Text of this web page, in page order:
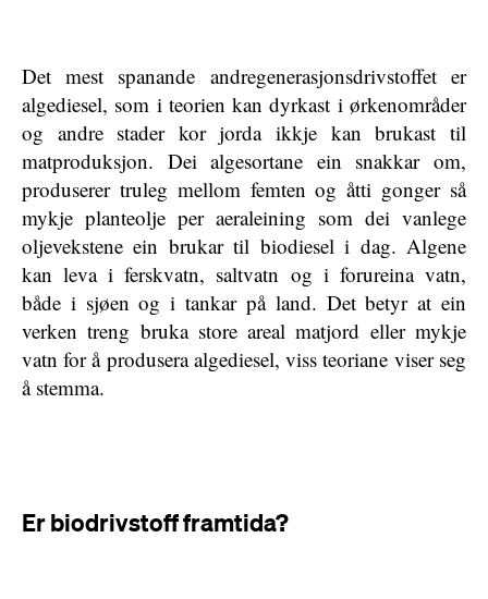
Det mest spanande andregenerasjonsdrivstoffet er
algediesel, som i teorien kan dyrkast i ørkenområder
og andre stader kor jorda ikkje kan brukast til
matproduksjon. Dei algesortane ein snakkar om,
produserer truleg mellom femten og åtti gonger så
mykje planteolje per aeraleining som dei vanlege
oljevekstene ein brukar til biodiesel i dag. Algene
kan leva i ferskvatn, saltvatn og i forureina vatn,
både i sjøen og i tankar på land. Det betyr at ein
verken treng bruka store areal matjord eller mykje
vatn for å produsera algediesel, viss teoriane viser seg
å stemma.
Er biodrivstoff framtida?